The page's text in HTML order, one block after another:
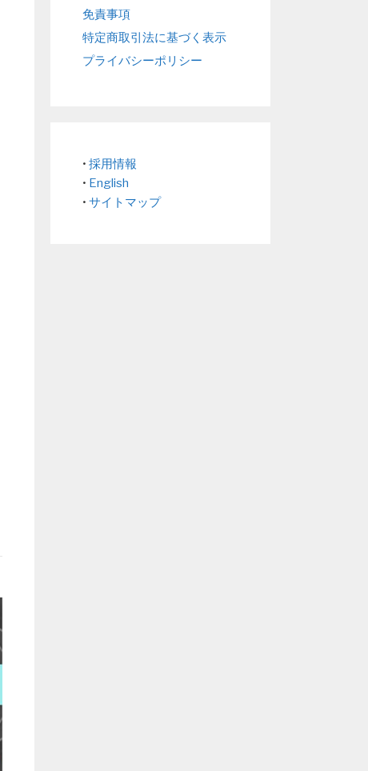
免責事項
特定商取引法に基づく表示
プライバシーポリシー
• 採用情報
• English
• サイトマップ